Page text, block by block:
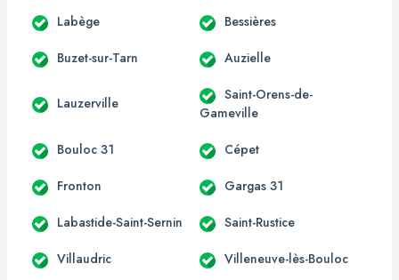
Labège Bessières
Buzet-sur-Tarn Auzielle
Lauzerville
Saint-Orens-de-
Gameville
Bouloc 31 Cépet
Fronton Gargas 31
Labastide-Saint-Sernin Saint-Rustice
Villaudric Villeneuve-lès-Bouloc